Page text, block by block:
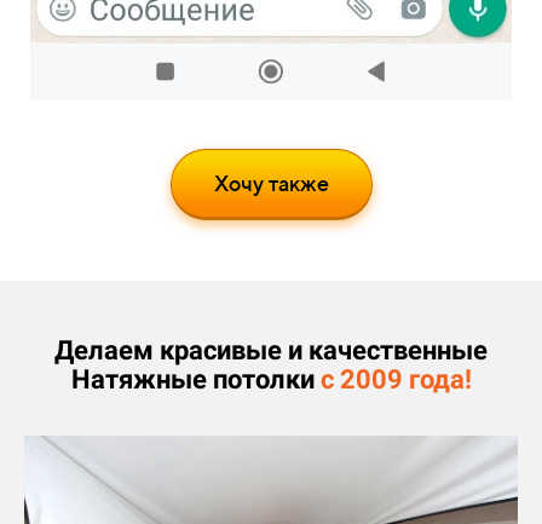
Хочу также
Делаем красивые и качественные
Натяжные потолкис 2009 года!